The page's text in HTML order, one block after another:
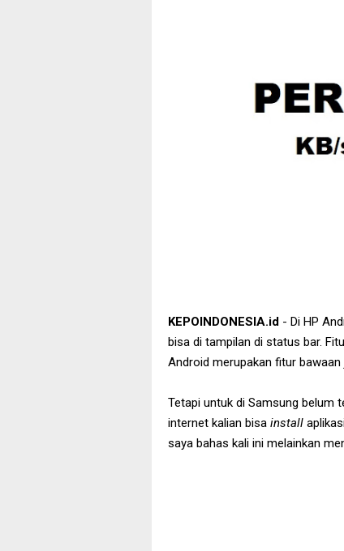
KEPOINDONESIA.id - Di HP
bisa di tampilan di status bar.
Android merupakan fitur
Tetapi untuk di Samsung belum
internet kalian bisa install
saya bahas kali ini melainkan